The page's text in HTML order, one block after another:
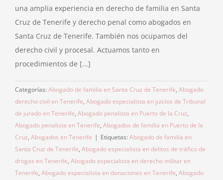
una amplia experiencia en derecho de familia en Santa
Cruz de Tenerife y derecho penal como abogados en
Santa Cruz de Tenerife. También nos ocupamos del
derecho civil y procesal. Actuamos tanto en
procedimientos de [...]
Categorías: Abogado de familia en Santa Cruz de Tenerife, Abogado
derecho civil en Tenerife, Abogado especialista en juicios de Tribunal
de jurado en Tenerife, Abogado penalista en Puerto de la Cruz,
Abogado penalista en Tenerife, Abogados de familia en Puerto de la
Cruz, Abogados en Tenerife | Etiquetas: Abogado de familia en
Santa Cruz de Tenerife, Abogado especialista en delitos de tráfico de
drogas en Tenerife, Abogado especialista en derecho militar en
Tenerife, Abogado especialista en donaciones en Tenerife, Abogado